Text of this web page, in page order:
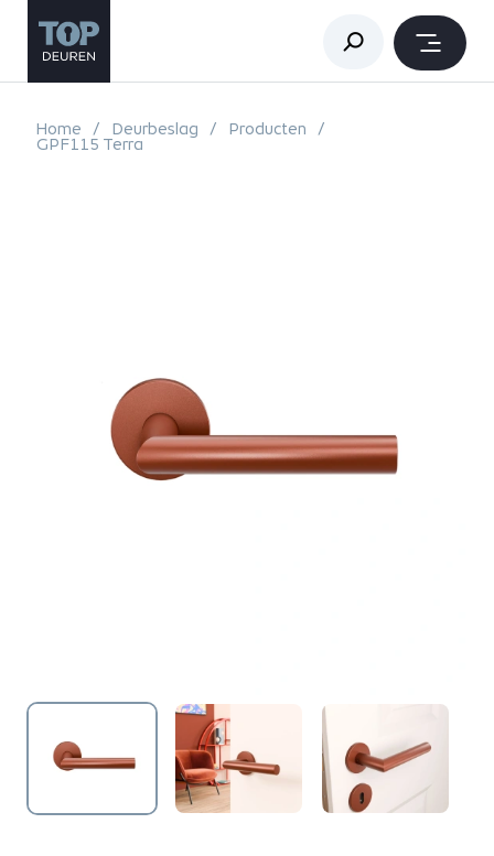
Home Deurbeslag
Producten
GPF115 Terra